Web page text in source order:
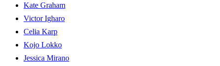
Kate Graham
Victor Igharo
Celia Karp
Kojo Lokko
Jessica Mirano